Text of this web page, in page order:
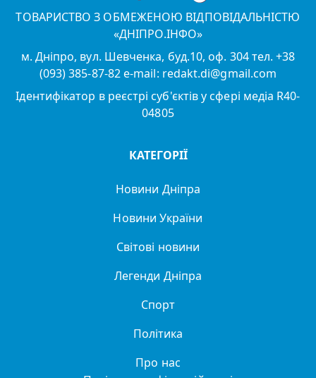
ТОВАРИСТВО З ОБМЕЖЕНОЮ ВІДПОВІДАЛЬНІСТЮ
«ДНІПРО.ІНФО»
м. Дніпро, вул. Шевченка, буд.10, оф. 304 тел. +38
(093) 385-87-82 e-mail: redakt.di@gmail.com
Ідентифікатор в реєстрі суб'єктів у сфері медіа R40-
04805
КАТЕГОРІЇ
Новини Дніпра
Новини України
Світові новини
Легенди Дніпра
Спорт
Політика
Про нас